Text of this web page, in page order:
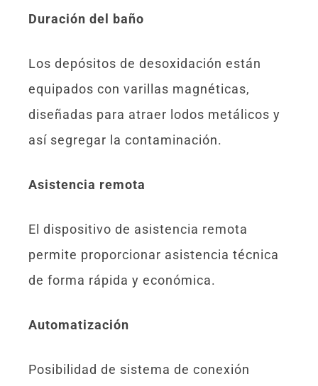
Duración del baño
Los depósitos de desoxidación están
equipados con varillas magnéticas,
diseñadas para atraer lodos metálicos y
así segregar la contaminación.
Asistencia remota
El dispositivo de asistencia remota
permite proporcionar asistencia técnica
de forma rápida y económica.
Automatización
Posibilidad de sistema de conexión